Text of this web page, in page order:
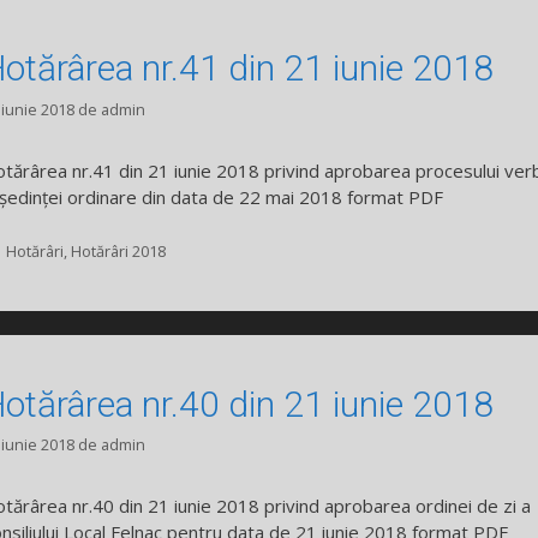
nr.41 din 21 iunie 2018
2018 de admin
nr.41 din 21 iunie 2018 privind aprobarea procesului
ordinare din data de 22 mai 2018 format PDF
Categorii
Hotărâri, Hotărâri 2018
nr.40 din 21 iunie 2018
2018 de admin
nr.40 din 21 iunie 2018 privind aprobarea ordinei de zi a
Local Felnac pentru data de 21 iunie 2018 format PDF